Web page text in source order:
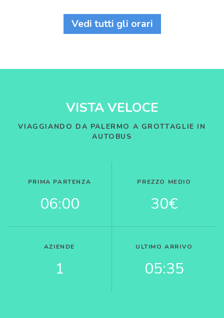
Vedi tutti gli orari
VISTA VELOCE
VIAGGIANDO DA PALERMO A GROTTAGLIE IN
AUTOBUS
PRIMA PARTENZA
06:00
PREZZO MEDIO
30€
AZIENDE
1
ULTIMO ARRIVO
05:35